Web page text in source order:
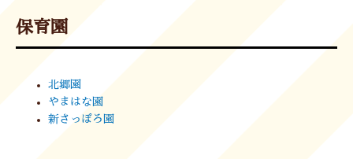
保育園
北郷園
やまはな園
新さっぽろ園